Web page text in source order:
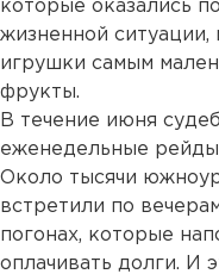
которые оказались
жизненной ситуации,
игрушки самым
фрукты.
В течение июня
еженедельные
Около тысячи
встретили по
погонах, которые
оплачивать долги. И